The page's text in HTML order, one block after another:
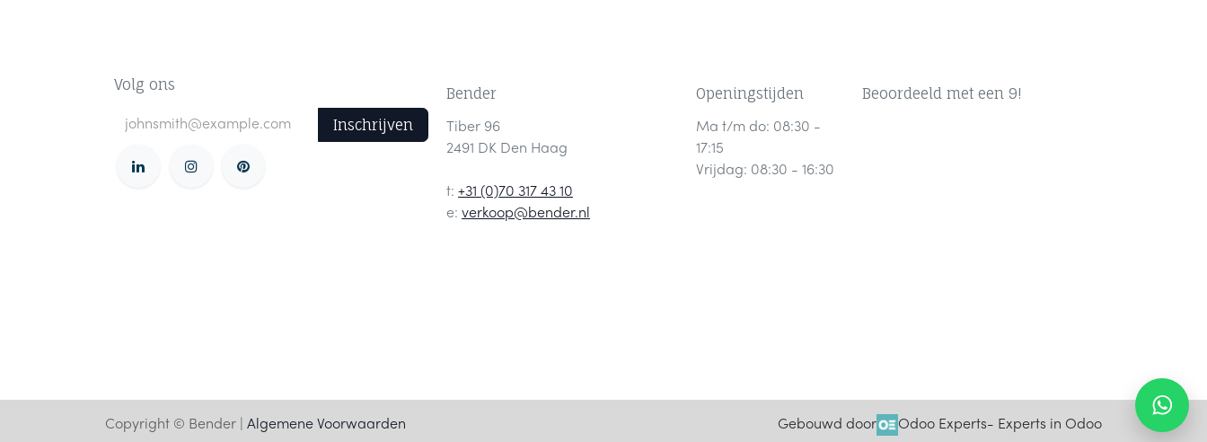
Volg ons
Inschrijven
Bender
Tiber 96
2491 DK Den Haag
t: +31 (0)70 317 43 10
e: verkoop@bender.nl
Openingstijden
Ma t/m do: 08:30 -
17:15
Vrijdag: 08:30 - 16:30
Beoordeeld met een 9!
Copyright © Bender | Algemene Voorwaarden Gebouwd door Odoo Experts- Experts in Odoo